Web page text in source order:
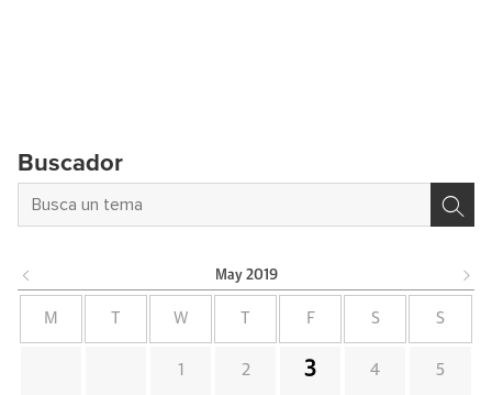
Buscador
May 2019
M W F S S
1 2 3 4 5